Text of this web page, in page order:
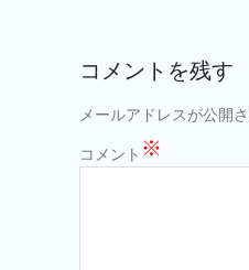
ン
コメントを残す
メールアドレスが公開
コメント ※